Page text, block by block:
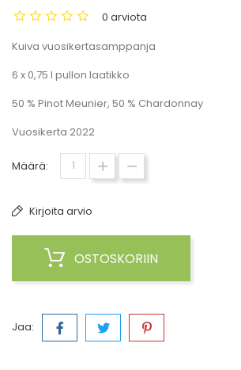
0 arviota
Kuiva vuosikertasamppanja
6 x 0,75 l pullon laatikko
50 % Pinot Meunier, 50 % Chardonnay
Vuosikerta 2022
Määrä:
Kirjoita arvio
OSTOSKORIIN
Jaa: